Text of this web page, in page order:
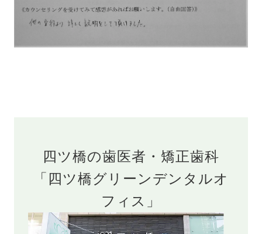
四ツ橋の歯医者・矯正歯科
「四ツ橋グリーンデンタルオ
フィス」